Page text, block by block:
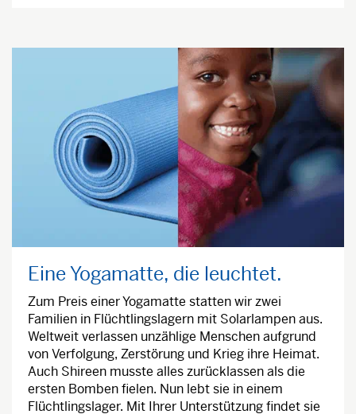
Eine Yogamatte, die leuchtet.
Zum Preis einer Yogamatte statten wir zwei
Familien in Flüchtlingslagern mit Solarlampen aus.
Weltweit verlassen unzählige Menschen aufgrund
von Verfolgung, Zerstörung und Krieg ihre Heimat.
Auch Shireen musste alles zurücklassen als die
ersten Bomben fielen. Nun lebt sie in einem
Flüchtlingslager. Mit Ihrer Unterstützung findet sie